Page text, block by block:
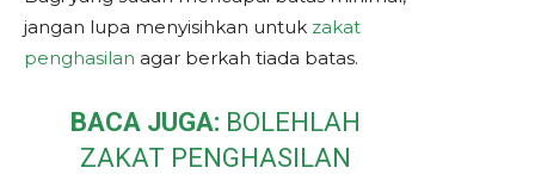
jangan lupa menyisihkan untuk zakat
penghasilan agar berkah tiada batas.
BACA JUGA: BOLEHLAH
ZAKAT PENGHASILAN